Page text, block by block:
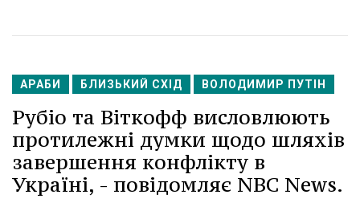
АРАБИ БЛИЗЬКИЙ СХІД ВОЛОДИМИР ПУТІН
Рубіо та Віткофф висловлюють
протилежні думки щодо шляхів
завершення конфлікту в
Україні, - повідомляє NBC News.